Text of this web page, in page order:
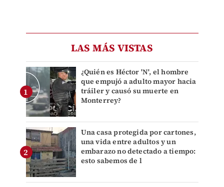
LAS MÁS VISTAS
¿Quién es Héctor 'N', el hombre
que empujó a adulto mayor hacia
tráiler y causó su muerte en
Monterrey?
Una casa protegida por cartones,
una vida entre adultos y un
embarazo no detectado a tiempo:
esto sabemos de l